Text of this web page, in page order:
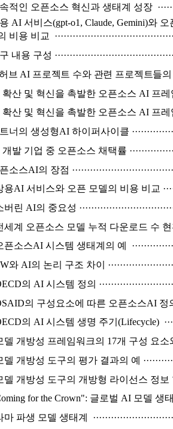
적인 오픈소스 혁신과 생태계 성장
AI 서비스(gpt-o1, Claude, Gemini)와
비용 비교
내용 구성
브 AI 프로젝트 수와 관련 프로젝트들
산 및 혁신을 촉발한 오픈소스 AI 프
산 및 혁신을 촉발한 오픈소스 AI 프
너의 생성형AI 하이퍼사이클
발 기업 중 오픈소스 채택률
소스AI의 장점
용AI 서비스와 오픈 모델의 비용 비교
버린 AI의 중요성
세계 오픈소스 모델 누적 다운로드 수
픈소스AI 시스템 생태계의 예
와 AI의 논리 구조 차이
의 AI 시스템 정의
의 구성요소에 따른 오픈소스AI
의 AI 시스템 생명 주기(Lifecycle)
델 개방성 프레임워크의 17개 구성 요
델 개방성 도구의 평가 결과의 예
델 개방성 도구의 개방형 라이선스 정보
for the Crown": 글로벌 AI 모델 생
마 파생 모델 생태계